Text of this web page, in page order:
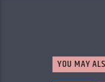
YOU MAY